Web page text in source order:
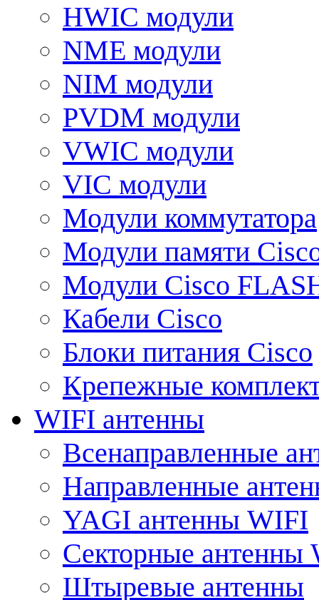
HWIC модули
NME модули
NIM модули
PVDM модули
VWIC модули
VIC модули
Модули коммутатора
Модули памяти
Модули Cisco
Кабели Cisco
Блоки питания Cisco
Крепежные
WIFI антенны
Всенаправленные
Направленные
YAGI антенны WIFI
Секторные антенны
Штыревые антенны